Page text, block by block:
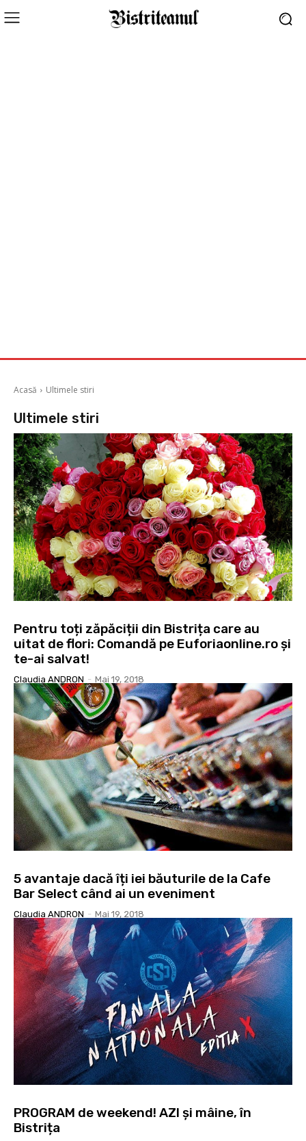
Acasă Ultimele stiri
Ultimele stiri
Pentru toți zăpăciții din Bistrița care au
uitat de flori: Comandă pe Euforiaonline.ro și
te-ai salvat!
Claudia ANDRON - Mai 19, 2018
5 avantaje dacă îți iei băuturile de la Cafe
Bar Select când ai un eveniment
Claudia ANDRON - Mai 19, 2018
PROGRAM de weekend! AZI și mâine, în
Bistrița